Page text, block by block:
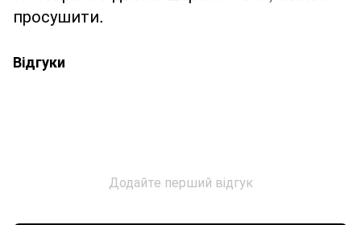
просушити.
Відгуки
Додайте перший відгук